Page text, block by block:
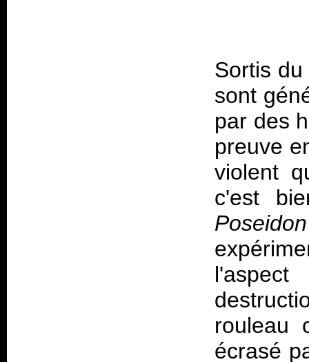
Sortis
sont
par des
preuve
violent
c'est
Poseidon
rouleau
écrasé